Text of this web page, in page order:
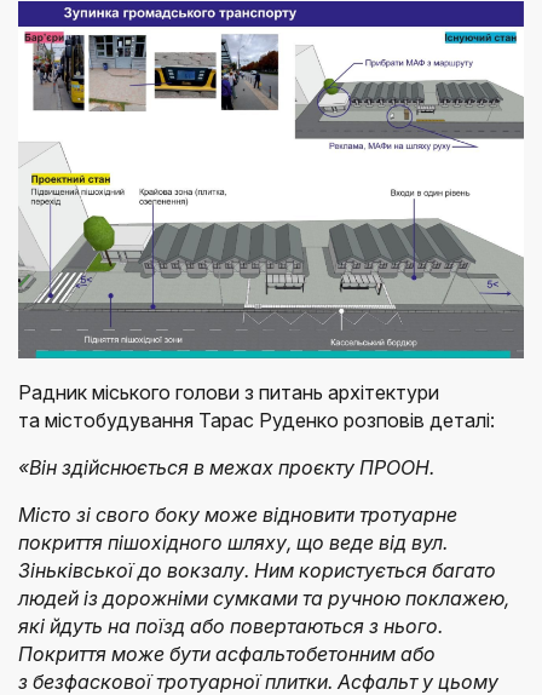
Радник міського голови з питань архітектури
та містобудування Тарас Руденко розповів деталі:
«Він здійснюється в межах проєкту ПРООН.
Місто зі свого боку може відновити тротуарне
покриття пішохідного шляху, що веде від вул.
Зіньківської до вокзалу. Ним користується багато
людей із дорожніми сумками та ручною поклажею,
які йдуть на поїзд або повертаються з нього.
Покриття може бути асфальтобетонним або
з безфаскової тротуарної плитки. Асфальт у цьому